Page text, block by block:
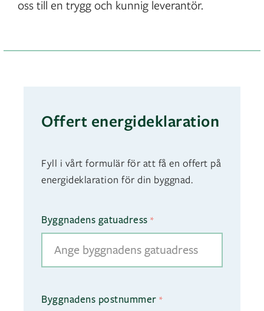
oss till en trygg och kunnig leverantör.
Offert energideklaration
Fyll i vårt formulär för att få en offert på
energideklaration för din byggnad.
Byggnadens gatuadress *
Byggnadens postnummer *